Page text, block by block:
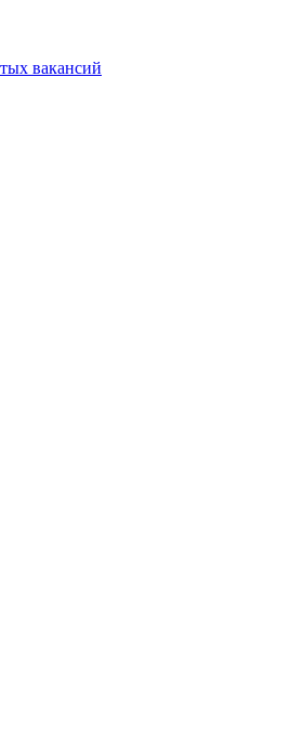
вакансий